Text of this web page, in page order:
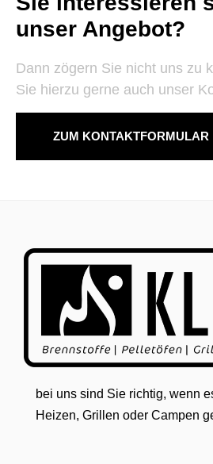
unser Angebot?
Dann zögern Sie nicht uns zu
Sie hierzu gerne auch unser
ZUM KONTAKTFORMULAR
bei uns sind Sie richtig, wenn
Heizen, Grillen oder Campen